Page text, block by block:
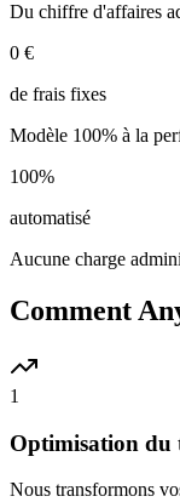
Du chiffre d'affaires
0 €
de frais fixes
Modèle 100% à la
100%
automatisé
Aucune charge
Comment
1
Optimisation du
Nous transformons